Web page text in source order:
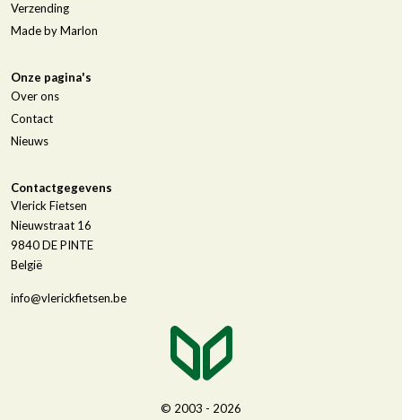
Verzending
Made by Marlon
Onze pagina's
Over ons
Contact
Nieuws
Contactgegevens
Vlerick Fietsen
Nieuwstraat 16
9840DE PINTE
België
info@vlerickfietsen.be
© 2003 - 2026